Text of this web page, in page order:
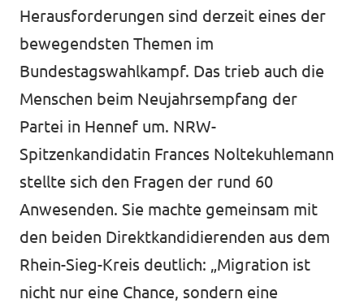
Mach mit bei Volt Bonn
Deine Spende für Volt
Werde Mitglied von Volt
Volt Bonn Newsletter
Intranet von Volt Bonn
Herausforderungen sind derzeit eines der
bewegendsten Themen im
Bundestagswahlkampf. Das trieb auch die
Menschen beim Neujahrsempfang der
Partei in Hennef um. NRW-
Spitzenkandidatin Frances Noltekuhlemann
stellte sich den Fragen der rund 60
Anwesenden. Sie machte gemeinsam mit
den beiden Direktkandidierenden aus dem
Rhein-Sieg-Kreis deutlich: „Migration ist
nicht nur eine Chance, sondern eine